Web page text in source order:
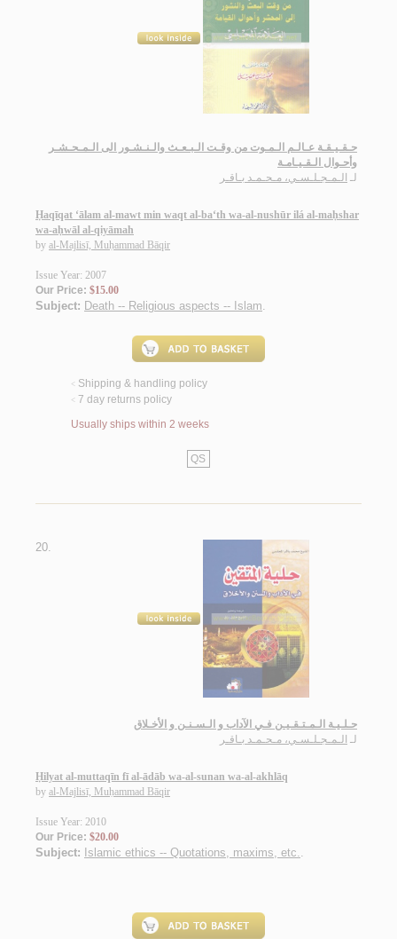
حـقـيـقـة عـالـم الـمـوت من وقـت الـبـعـث والـنـشـور الى الـمـحـشـر
وأحـوال الـقـيـامـة
لـ الـمـجـلـسـي، مـحـمـد بـاقـر
Ḥaqīqat ‘ālam al-mawt min waqt al-ba‘th wa-al-nushūr ilá al-maḥshar
wa-aḥwāl al-qiyāmah
by al-Majlisī, Muḥammad Bāqir
Issue Year: 2007
Our Price: $15.00
Subject: Death -- Religious aspects -- Islam.
< Shipping & handling policy
< 7 day returns policy
Usually ships within 2 weeks
QS
20.
حـلـيـة الـمـتـقـيـن فـي الآداب و الـسـنـن و الأخـلاق
لـ الـمـجـلـسـي، مـحـمـد بـاقـر
Ḥilyat al-muttaqīn fī al-ādāb wa-al-sunan wa-al-akhlāq
by al-Majlisī, Muḥammad Bāqir
Issue Year: 2010
Our Price: $20.00
Subject: Islamic ethics -- Quotations, maxims, etc..